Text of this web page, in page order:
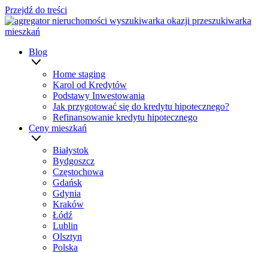
Przejdź do treści
Blog
Home staging
Karol od Kredytów
Podstawy Inwestowania
Jak przygotować się do kredytu hipotecznego?
Refinansowanie kredytu hipotecznego
Ceny mieszkań
Białystok
Bydgoszcz
Częstochowa
Gdańsk
Gdynia
Kraków
Łódź
Lublin
Olsztyn
Polska